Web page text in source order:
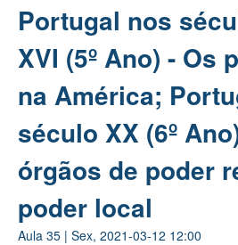
Portugal nos
XVI (5º Ano) - Os
na América;
século XX (6º
órgãos de poder
poder local
Aula 35 | Sex, 2021-03-12 12:00